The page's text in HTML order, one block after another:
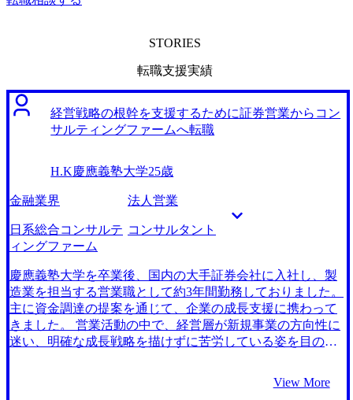
STORIES
転職支援実績
経営戦略の根幹を支援するために証券営業からコン
サルティングファームへ転職
H.K慶應義塾大学25歳
金融業界 法人営業
日系総合コンサルテ
ィングファーム
コンサルタント
慶應義塾大学を卒業後、国内の大手証券会社に入社し、製
造業を担当する営業職として約3年間勤務しておりました。
主に資金調達の提案を通じて、企業の成長支援に携わって
きました。 営業活動の中で、経営層が新規事業の方向性に
迷い、明確な成長戦略を描けずに苦労している姿を目の当
場で勝てるかの戦略が見えない」と本音を聞いたりもしま
View More